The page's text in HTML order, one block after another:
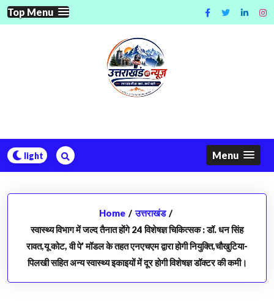
Skip
to
Top Menu
Menu
Home / उत्तराखंड /
स्वास्थ्य विभाग में जल्द तैनात होंगे 24 विशेषज्ञ चिकित्सक : डॉ. धन सिंह
रावत,यू कोट, वी पे’ मॉडल के तहत एनएचएम द्वारा होगी नियुक्ति,चौखुटिया-
पिलखी सहित अन्य स्वास्थ्य इकाइयों में दूर होगी विशेषज्ञ डॉक्टर की कमी।